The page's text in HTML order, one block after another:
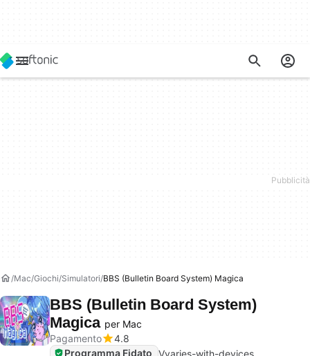
Mac Giochi Simulatori BBS (Bulletin Board System) Magica
BBS (Bulletin Board System)
Magica per Mac
Pagamento
4.8
Programma Fidato Vvaries-with-devices